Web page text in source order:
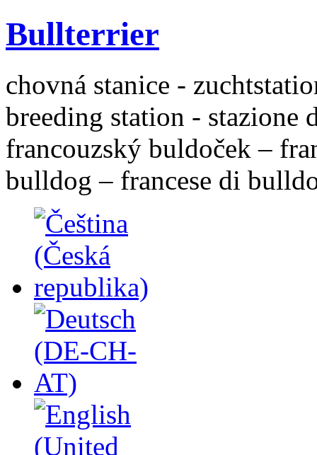
Bullterrier
chovná stanice -
breeding station - stazione
francouzský buldoček –
bulldog – francese di